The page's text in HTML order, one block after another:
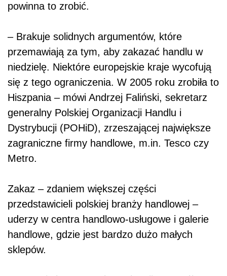
powinna to zrobić.
– Brakuje solidnych argumentów, które
przemawiają za tym, aby zakazać handlu w
niedzielę. Niektóre europejskie kraje wycofują
się z tego ograniczenia. W 2005 roku zrobiła to
Hiszpania – mówi Andrzej Faliński, sekretarz
generalny Polskiej Organizacji Handlu i
Dystrybucji (POHiD), zrzeszającej największe
zagraniczne firmy handlowe, m.in. Tesco czy
Metro.
Zakaz – zdaniem większej części
przedstawicieli polskiej branży handlowej –
uderzy w centra handlowo-usługowe i galerie
handlowe, gdzie jest bardzo dużo małych
sklepów.